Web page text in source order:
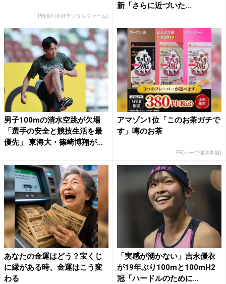
PR(合同会社デジタルファーム)
新「さらに近づいた...
男子100mの清水空跳が欠場
「選手の安全と競技生活を最
優先」 東海大・篠崎博翔が...
アマゾン1位「このお茶ガチで
す」噂のお茶
PR(ハーブ健康本舗)
あなたの金運はどう？宝くじ
に縁がある時、金運はこう変
わる
「実感が湧かない」吉永優衣
が19年ぶり100mと100mH2
冠「ハードルのために...